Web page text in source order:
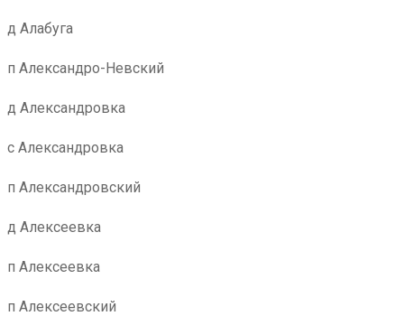
д Алабуга
п Александро-Невский
д Александровка
с Александровка
п Александровский
д Алексеевка
п Алексеевка
п Алексеевский